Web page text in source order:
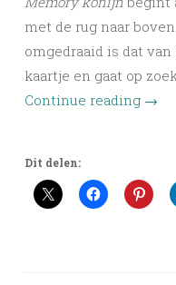
met de rug naar
omgedraaid is dat
kaartje en gaat op
Continue reading →
Dit delen: